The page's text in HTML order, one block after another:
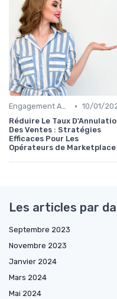
Engagement Acheteurs • 10/01/
Réduire Le Taux
Des Ventes : Stratégies
Efficaces Pour Les
Opérateurs de Marketplace
Les articles par
Septembre 2023
Novembre 2023
Janvier 2024
Mars 2024
Mai 2024